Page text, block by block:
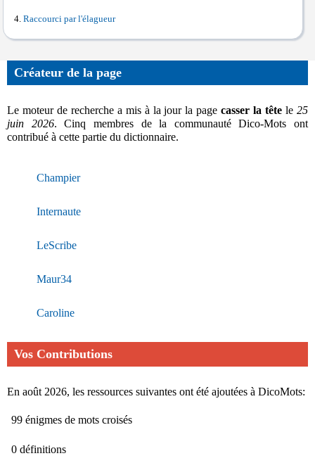
Raccourci par l'élagueur
Créateur de la page
Le moteur de recherche a mis à la jour la pagecasser la tête le25
juin 2026. Cinq membres de la communauté Dico-Mots ont
contribué à cette partie du dictionnaire.
Champier
Internaute
LeScribe
Maur34
Caroline
Vos Contributions
En août 2026, les ressources suivantes ont été ajoutées à DicoMots:
99 énigmes de mots croisés
0 définitions